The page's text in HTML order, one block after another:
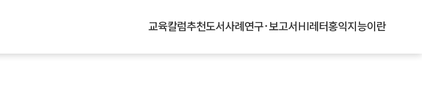
교육칼럼추천도서사례 연구·보고서 HI레터홍익지능이란